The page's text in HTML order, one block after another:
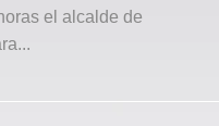
el alcalde de